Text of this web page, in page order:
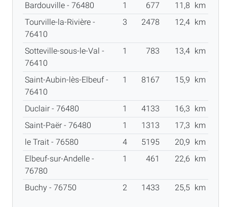
Bardouville - 76480
1 677 11,8
km
Tourville-la-Rivière -
76410
3 2478 12,4 km
Sotteville-sous-le-Val -
76410
1 783 13,4 km
Saint-Aubin-lès-Elbeuf -
76410
1 8167 15,9 km
Duclair - 76480 1 4133 16,3
km
Saint-Paër - 76480
1 1313 17,3
km
le Trait - 76580
4 5195 20,9
km
Elbeuf-sur-Andelle -
76780
1 461 22,6 km
Buchy - 76750 2 1433 25,5 km